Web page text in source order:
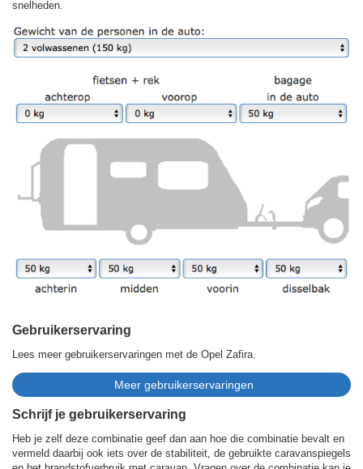
snelheden.
Gebruikerservaring
Lees meer gebruikerservaringen met de Opel Zafira.
Schrijf je gebruikerservaring
Heb je zelf deze combinatie geef dan aan hoe die combinatie bevalt en
vermeld daarbij ook iets over de stabiliteit, de gebruikte caravanspiegels